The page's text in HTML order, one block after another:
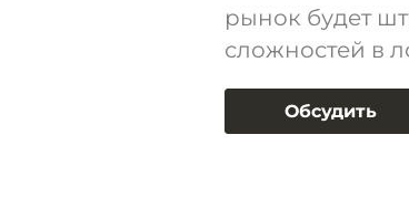
рынок будет
сложностей в
Обсудить